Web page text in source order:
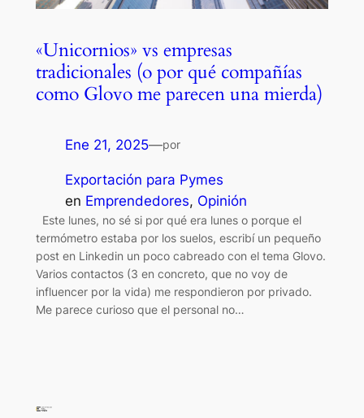
«Unicornios» vs empresas
tradicionales (o por qué compañías
como Glovo me parecen una mierda)
Ene 21, 2025—por
Exportación para Pymes
en Emprendedores, Opinión
Este lunes, no sé si por qué era lunes o porque el
termómetro estaba por los suelos, escribí un pequeño
post en Linkedin un poco cabreado con el tema Glovo.
Varios contactos (3 en concreto, que no voy de
influencer por la vida) me respondieron por privado.
Me parece curioso que el personal no…